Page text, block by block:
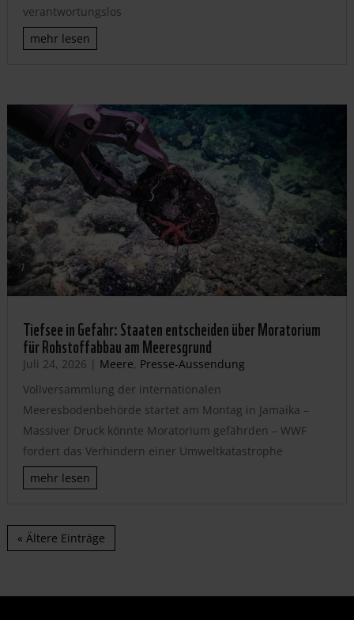
verantwortungslos
mehr lesen
Tiefsee in Gefahr: Staaten entscheiden über Moratorium
für Rohstoffabbau am Meeresgrund
Juli 24, 2026 | Meere, Presse-Aussendung
Vollversammlung der internationalen
Meeresbodenbehörde startet am Montag in Jamaika –
Massiver Druck könnte Moratorium gefährden – WWF
fordert das Verhindern einer Umweltkatastrophe
mehr lesen
« Ältere Einträge